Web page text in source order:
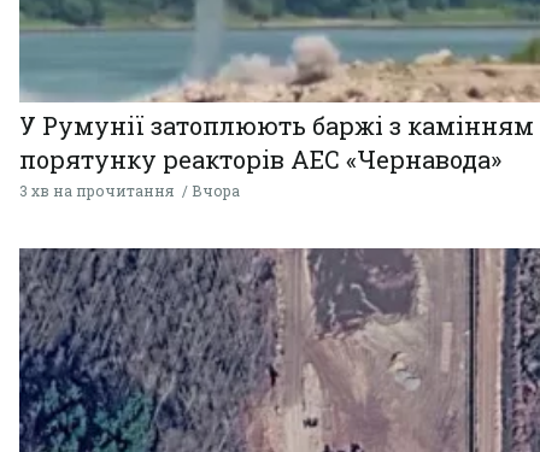
У Румунії затоплюють баржі з
порятунку реакторів АЕС «Чернавода»
3 хв на прочитання Вчора